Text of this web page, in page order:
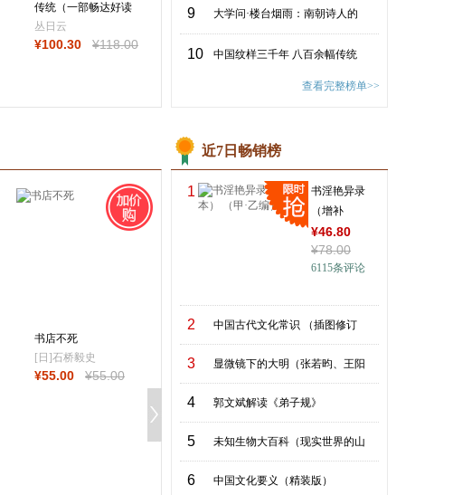
传统（一部畅达好读
的西方政治思想史入
门书，深挖政治显秩
丛日云
¥100.30 ¥118.00
张学谦 告别卷子本
解古书转型谜题 锁
出版时间：2026-04-01
书店不死
[日]石桥毅史
¥55.00 ¥55.00
9 大学问·楼台烟雨：南朝诗人的
10 中国纹样三千年 八百余幅传统
查看完整榜单>>
近7日畅销榜
1
书淫艳异录
（增补
本） （甲·乙
编）
¥46.80
¥78.00
6115条评论
2 中国古代文化常识 （插图修订
3 显微镜下的大明（张若昀、王阳
4 郭文斌解读《弟子规》
5 未知生物大百科（现实世界的山
6 中国文化要义（精装版）